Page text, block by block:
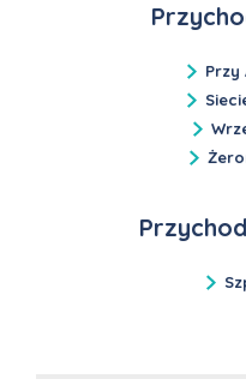
Przy